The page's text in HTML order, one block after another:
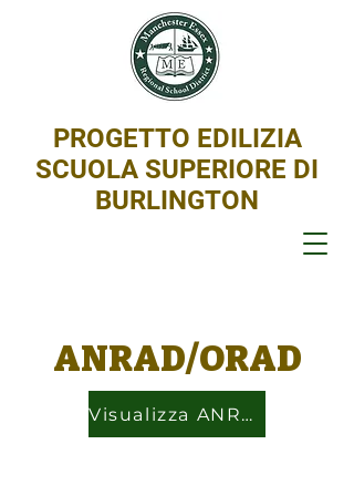
PROGETTO EDILIZIA
SCUOLA SUPERIORE DI
BURLINGTON
ANRAD/ORAD
Visualizza ANRAD